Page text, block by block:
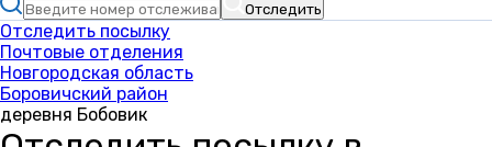
Отследить
Отследить посылку
Почтовые отделения
Новгородская область
Боровичский район
деревня Бобовик